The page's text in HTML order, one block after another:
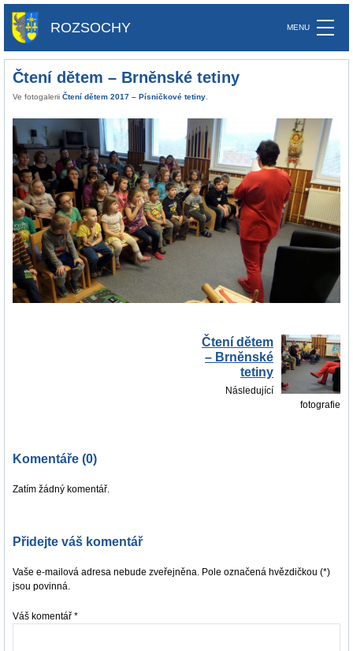
ROZSOCHY
Čtení dětem – Brněnské tetiny
Ve fotogalerii Čtení dětem 2017 – Písničkové tetiny
Čtení dětem
– Brněnské
tetiny
Následující
fotografie
Komentáře (0)
Zatím žádný komentář.
Přidejte váš komentář
Vaše e-mailová adresa nebude zveřejněna. Pole označená hvězdičkou (*)
jsou povinná.
Váš komentář *